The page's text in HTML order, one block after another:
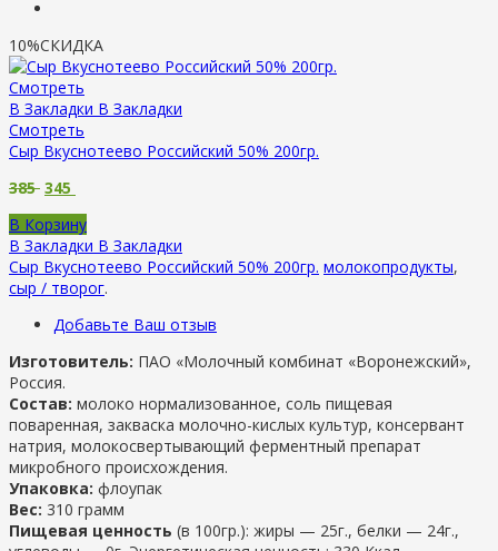
10%СКИДКА
Смотреть
В Закладки В Закладки
Смотреть
Сыр Вкуснотеево Российский 50% 200гр.
385 345
В Корзину
В Закладки В Закладки
Сыр Вкуснотеево Российский 50% 200гр. молокопродукты,
сыр / творог.
Добавьте Ваш отзыв
Изготовитель: ПАО «Молочный комбинат «Воронежский»,
Россия.
Состав: молоко нормализованное, соль пищевая
поваренная, закваска молочно-кислых культур, консервант
натрия, молокосвертывающий ферментный препарат
микробного происхождения.
Упаковка: флоупак
Вес: 310 грамм
Пищевая ценность (в 100гр.): жиры — 25г., белки — 24г.,